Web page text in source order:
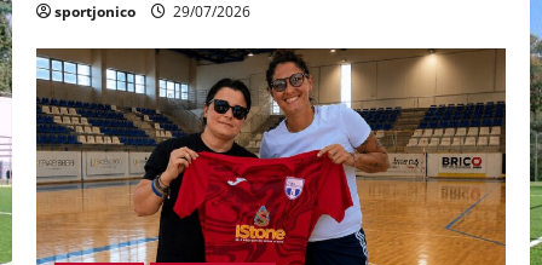
sportjonico 29/07/2026